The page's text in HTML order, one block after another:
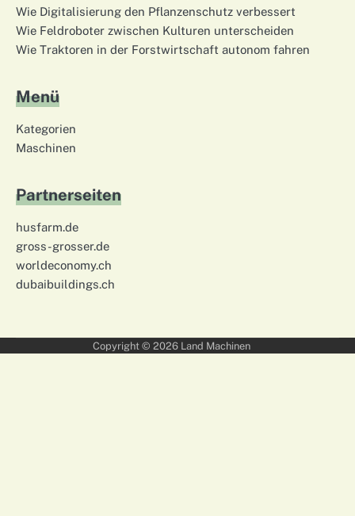
Wie Digitalisierung den Pflanzenschutz verbessert
Wie Feldroboter zwischen Kulturen unterscheiden
Wie Traktoren in der Forstwirtschaft autonom fahren
Menü
Kategorien
Maschinen
Partnerseiten
husfarm.de
gross-grosser.de
worldeconomy.ch
dubaibuildings.ch
Copyright © 2026 Land Machinen